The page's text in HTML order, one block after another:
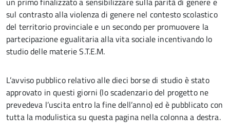
sul contrasto alla violenza di genere nel contesto scolastico
del territorio provinciale e un secondo per promuovere la
partecipazione egualitaria alla vita sociale incentivando lo
studio delle materie S.T.E.M.
L’avviso pubblico relativo alle dieci borse di studio è stato
approvato in questi giorni (lo scadenzario del progetto ne
prevedeva l’uscita entro la fine dell’anno) ed è pubblicato con
tutta la modulistica su questa pagina nella colonna a destra.